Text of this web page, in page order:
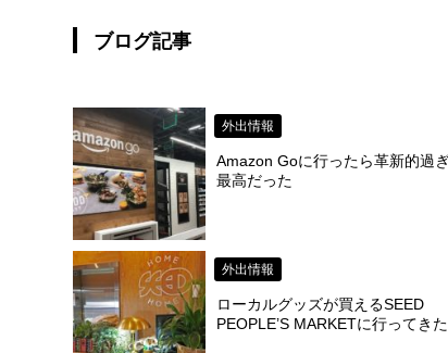
ブログ記事
外出情報
Amazon Goに行ったら革新的過
最高だった
外出情報
ローカルグッズが買えるSEED
PEOPLE’S MARKETに行ってきた